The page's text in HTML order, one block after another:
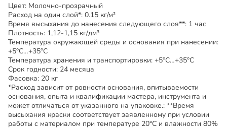
Цвет: Молочно-прозрачный
Расход на один слой*: 0.15 кг/м²
Время высыхания до нанесения следующего слоя**: 1 час
Плотность: 1,12-1,15 кг/дм³
Температура окружающей среды и основания при нанесении:
+5°С…+35°С
Температура хранения и транспортировки: +5°С…+35°С
Срок годности: 24 месяца
Фасовка: 20 кг
*Расход зависит от ровности основания, впитываемости
основания, опыта и квалификации мастера, инструмента и
может отличаться от указанного на упаковке.: **Время
высыхания краски соответствует заявленному при условии
работы с материалом при температуре 20°С и влажности 80%